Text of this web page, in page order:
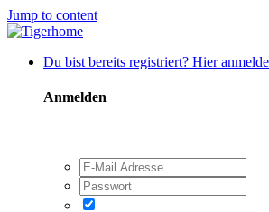
Jump to content
Du bist bereits registriert? Hier
Anmelden